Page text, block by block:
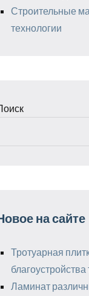
Строительные
технологии
на сайте
Тротуарная
Ламинат